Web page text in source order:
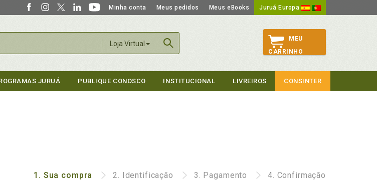
Minha conta Meus pedidos Meus eBooks Juruá Europa
Loja Virtual
MEU
CARRINHO
JURUÁ PUBLIQUE CONOSCO INSTITUCIONAL LIVREIROS CONSINTER
1. Sua compra 2. Identificação 3. Pagamento 4. Confirmação